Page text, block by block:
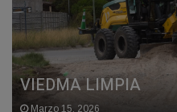
VIEDMA LIMPIA
Marzo 15, 2026